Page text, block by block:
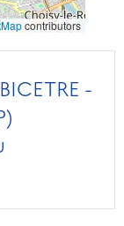
contributors
-